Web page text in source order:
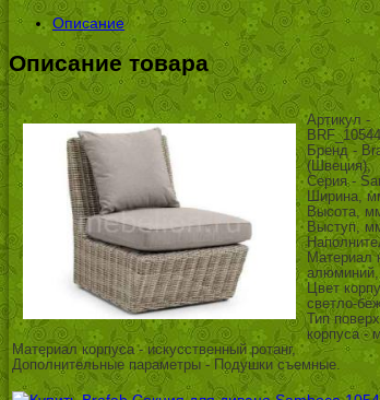
Описание
Описание товара
Артикул -
Бренд -
(Швеция),
Серия -
Ширина,
Высота,
Выступ,
Материал
алюминий,
Цвет
светло-
Тип
корпуса -
Материал корпуса - искусственный ротанг,
Дополнительные параметры - Подушки съемные.